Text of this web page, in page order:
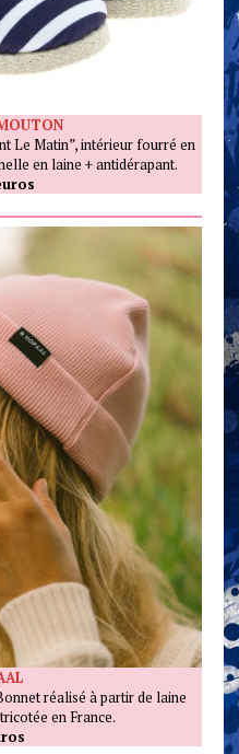
Le Matin”, intérieur fourré en
en laine + antidérapant.
réalisé à partir de laine
en France.